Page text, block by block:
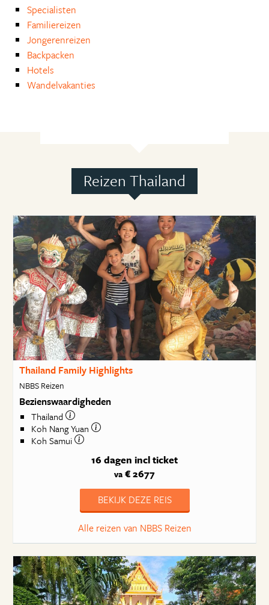
Specialisten
Familiereizen
Jongerenreizen
Backpacken
Hotels
Wandelvakanties
Reizen Thailand
Thailand Family Highlights
NBBS Reizen
Bezienswaardigheden
Thailand
Koh Nang Yuan
Koh Samui
16 dagen incl ticket
va € 2677
BEKIJK DEZE REIS
Alle reizen van NBBS Reizen